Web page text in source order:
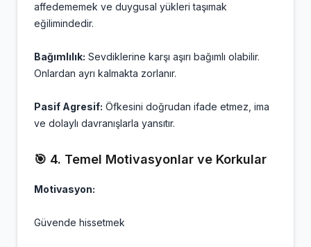
affedememek ve duygusal yükleri taşımak
eğilimindedir.
Bağımlılık: Sevdiklerine karşı aşırı bağımlı olabilir.
Onlardan ayrı kalmakta zorlanır.
Pasif Agresif: Öfkesini doğrudan ifade etmez, ima
ve dolaylı davranışlarla yansıtır.
🎯 4. Temel Motivasyonlar ve Korkular
Motivasyon:
Güvende hissetmek